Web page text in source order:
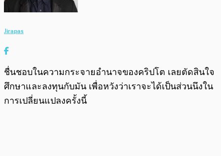
Jirapas
ชื่นชอบในความกระจายอำนาจของคริปโต เลยตัดสินใจ
ศึกษาและลงทุนกับมัน เพื่อหวังว่าเราจะได้เป็นส่วนนึงใน
การเปลี่ยนแปลงครั้งนี้